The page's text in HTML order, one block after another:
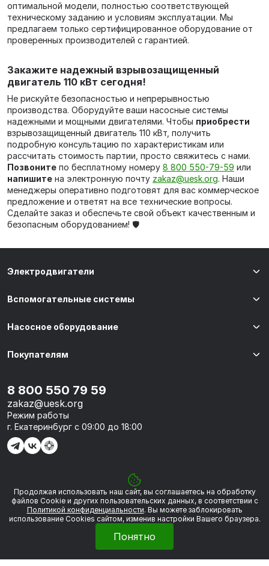
оптимальной модели, полностью соответствующей
техническому заданию и условиям эксплуатации. Мы
предлагаем только сертифицированное оборудование от
проверенных производителей с гарантией.
Закажите надежный взрывозащищенный
двигатель 110 кВт сегодня!
Не рискуйте безопасностью и непрерывностью
производства. Оборудуйте ваши насосные системы
надежными и мощными двигателями. Чтобы приобрести
взрывозащищенный двигатель 110 кВт, получить
подробную консультацию по характеристикам или
рассчитать стоимость партии, просто свяжитесь с нами.
Позвоните по бесплатному номеру 8 800 550-79-59 или
напишите на электронную почту zakaz@uesk.org. Наши
менеджеры оперативно подготовят для вас коммерческое
предложение и ответят на все технические вопросы.
Сделайте заказ и обеспечьте свой объект качественным и
безопасным оборудованием! 🛡️
© 2026 «УЭСК-ТЕХНОЛОГИИ»
Электродвигатели
Вспомогательные системы
Насосное оборудование
Покупателям
8 800 550 79 59
zakaz@uesk.org
Режим работы
г. Екатеринбург с 09:00 до 18:00
Политика обработки персональных данных
Сделано вFramelink
Продолжая использовать наш сайт, вы соглашаетесь на обработку
файлов Сookie и других пользовательских данных, в соответствии с
Политикой конфиденциальности. Вы можете заблокировать
использование Cookies сайтом, изменив настройки Вашего браузера.
Понятно